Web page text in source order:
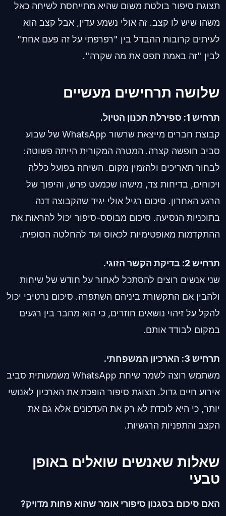
תצוגת סיפור בולטת משום שהיא מתייחסת לשיחה כאל
משהו שיש לו קצב. זה אולי נשמע עדין, אבל קצב הוא
לעיתים קרובות ההבדל בין "רפרפתי על זה פעם אחת"
לבין "זה באמת תפס את מה שקרה".
שלושה תרחישים מעשיים
תרחיש 1: ספירלת תכנון הטיול.
קבוצת חברים מייצאת שרשור WhatsApp של שבוע
סביב חופשה קצרה. המטרה המקורית הייתה פשוטה:
לבחור תאריכים ולהזמין מקום. השיחה בפועל כללה
ויכוחים, בדיחות צד, מישהו שכמעט פרש, והיפוך של
הרגע האחרון. סיכום רגיל אולי יגיד שהקבוצה דנה
בתוכניות הנסיעה. סיכום מבוסס-סיפור יכול להראות את
ההתקדמות מאופטימיות לכאוס ועד להחלטה הסופית.
תרחיש 2: בדיקת הקשר הזוגי.
שני אנשים רוצים להסתכל לאחור על חודש של שיחות
ולהבין אם התקשורת ביניהם השתפרה. סיכום נרטיבי יכול
להקל על זיהוי נושאים חוזרים, כי הוא מחבר בין רגעים
במקום לבודד אותם.
תרחיש 3: הארכיון המשפחתי.
משתמש רוצה לשמר שיחת WhatsApp משמעותית סביב
אירוע חיים גדול. תצוגת סיפור הופכת את הארכיון לאנושי
יותר, כי היא לוכדת לא רק את העדכונים אלא גם את
הקצב והתפניות הרגשיות.
שאלות שאנשים שואלים באופן
טבעי
האם סיכום בסגנון סיפורי אומר שהוא פחות מדויק?